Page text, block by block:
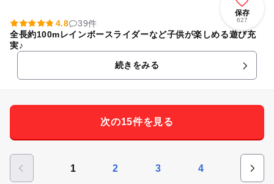
保存
627
4.8
39件
全長約100mレインボースライダーなど子供が楽しめる遊び充
実♪
続きをみる
次の15件を見る
1 2 3 4